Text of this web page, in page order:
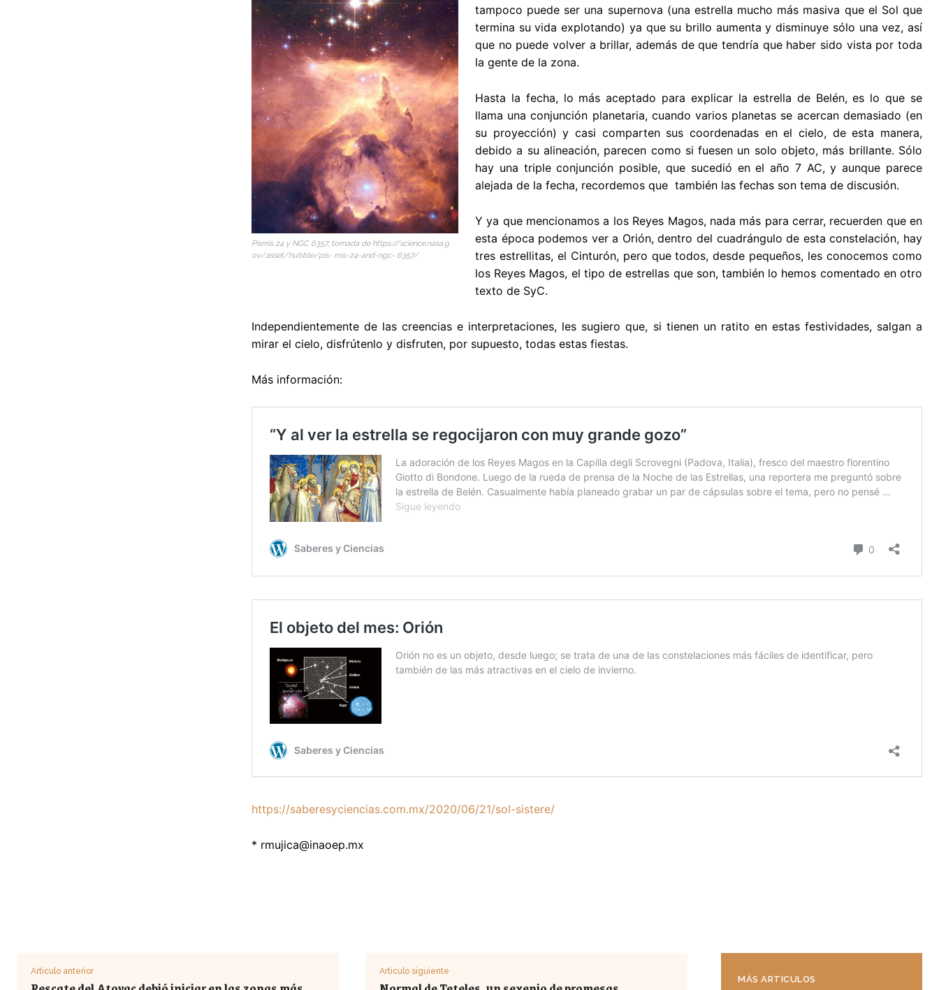
Pismis 24 y NGC 6357, tomada de https://science.nasa.g
ov/asset/hubble/pis- mis-24-and-ngc- 6357/
tampoco puede ser una supernova (una estrella mucho más masiva que el Sol que
termina su vida explotando) ya que su brillo aumenta y disminuye sólo una vez, así
que no puede volver a brillar, además de que tendría que haber sido vista por toda
la gente de la zona.
Hasta la fecha, lo más aceptado para explicar la estrella de Belén, es lo que se
llama una conjunción planetaria, cuando varios planetas se acercan demasiado (en
su proyección) y casi comparten sus coordenadas en el cielo, de esta manera,
debido a su alineación, parecen como si fuesen un solo objeto, más brillante. Sólo
hay una triple conjunción posible, que sucedió en el año 7 AC, y aunque parece
alejada de la fecha, recordemos que también las fechas son tema de discusión.
Y ya que mencionamos a los Reyes Magos, nada más para cerrar, recuerden que en
esta época podemos ver a Orión, dentro del cuadrángulo de esta constelación, hay
tres estrellitas, el Cinturón, pero que todos, desde pequeños, les conocemos como
los Reyes Magos, el tipo de estrellas que son, también lo hemos comentado en otro
texto de SyC.
Independientemente de las creencias e interpretaciones, les sugiero que, si tienen un ratito en estas festividades, salgan a
mirar el cielo, disfrútenlo y disfruten, por supuesto, todas estas fiestas.
Más información:
https://saberesyciencias.com.mx/2020/06/21/sol-sistere/
* rmujica@inaoep.mx
Artículo anterior Artículo siguiente
MÁS ARTICULOS